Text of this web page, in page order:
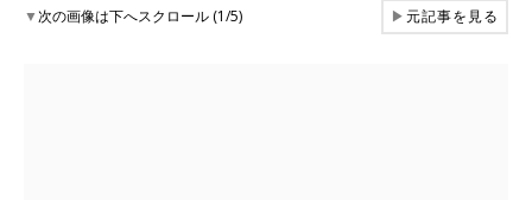
▼次の画像は下へスクロール (1/5) ▶元記事を見る